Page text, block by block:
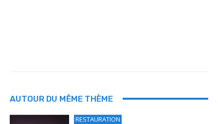
AUTOUR DU MÊME THÈME
RESTAURATION